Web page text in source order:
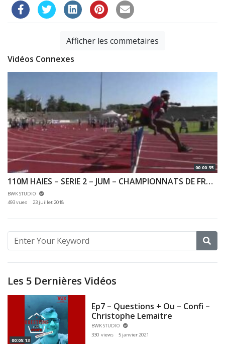
Afficher les commetaires
Vidéos Connexes
00:00:35
110M HAIES – SERIE 2 – JUM – CHAMPIONNATS DE FRANCE JEUNES CA JU – 21/07/2018 – BONDOUFLE
BWK STUDIO
493 vues
23 juillet 2018
Les 5 Dernières Vidéos
00:05:13
Ep7 – Questions + Ou – Confi –
Christophe Lemaitre
BWK STUDIO
330 views
5 janvier 2021